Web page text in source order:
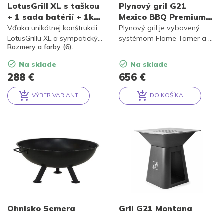
LotusGrill XL s taškou
+ 1 sada batérií + 1kg
uhlia + 1 gél
288 €
Vďaka unikátnej konštrukcii
LotusGrillu XL a sympatickým
rozmerom môžete grilovať
doma na balkóne, terase, na
chalupe, v kempe, v parku,
na lodi nebo na rybách bez
toho, aby ste niekoho
obťažovali dymom.
Rozmery a farby (6).
Na sklade
VÝBER VARIANT
Plynový gril G21
Mexico BBQ Premium
line, 7 horákov +
zadarmo redukčný
656 €
Plynový gril je vybavený
systémom Flame Tamer a 7
piezoelektrickým
zapaľovaním a plynovú
reguláciou. Ďalej je
vybavený odklápacím
krytom grilovacej plochy a
Na sklade
DO KOŠÍKA
Ohnisko Semera
Gril G21 Montana